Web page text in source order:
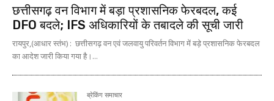
छत्तीसगढ़ वन विभाग में बड़ा प्रशासनिक फेरबदल, कई
DFO बदले; IFS अधिकारियों के तबादले की सूची जारी
रायपुर,(आधार स्तंभ) : छत्तीसगढ़ वन एवं जलवायु परिवर्तन विभाग में बड़े प्रशासनिक फेरबदल
का आदेश जारी किया गया है।...
ब्रेकिंग समाचार